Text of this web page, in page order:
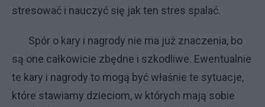
stresować i nauczyć się jak ten stres spalać.
Spór o kary i nagrody nie ma już znaczenia, bo
są one całkowicie zbędne i szkodliwe. Ewentualnie
te kary i nagrody to mogą być właśnie te sytuacje,
które stawiamy dzieciom, w których mają sobie